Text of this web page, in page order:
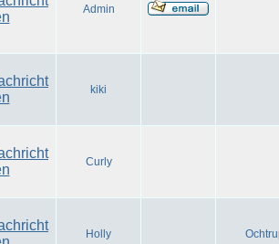
Admin
kiki
Curly
Holly